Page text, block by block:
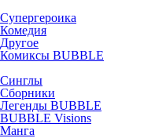
Супергероика
Комедия
Другое
Комиксы BUBBLE
Синглы
Сборники
Легенды BUBBLE
BUBBLE Visions
Манга